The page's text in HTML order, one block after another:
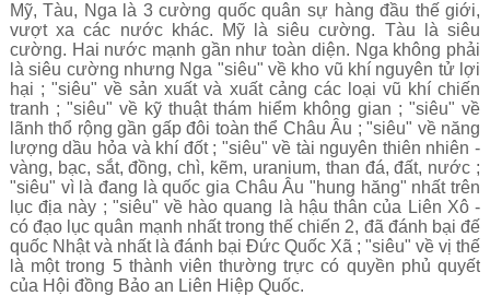
Mỹ, Tàu, Nga là 3 cường quốc quân sự hàng đầu thế giới,
vượt xa các nước khác. Mỹ là siêu cường. Tàu là siêu
cường. Hai nước mạnh gần như toàn diện. Nga không phải
là siêu cường nhưng Nga "siêu" về kho vũ khí nguyên tử lợi
hại ; "siêu" về sản xuất và xuất cảng các loại vũ khí chiến
tranh ; "siêu" về kỹ thuật thám hiểm không gian ; "siêu" về
lãnh thổ rộng gần gấp đôi toàn thể Châu Âu ; "siêu" về năng
lượng dầu hỏa và khí đốt ; "siêu" về tài nguyên thiên nhiên -
vàng, bạc, sắt, đồng, chì, kẽm, uranium, than đá, đất, nước ;
"siêu" vì là đang là quốc gia Châu Âu "hung hăng" nhất trên
lục địa này ; "siêu" về hào quang là hậu thân của Liên Xô -
có đạo lục quân mạnh nhất trong thế chiến 2, đã đánh bại đế
quốc Nhật và nhất là đánh bại Đức Quốc Xã ; "siêu" về vị thế
là một trong 5 thành viên thường trực có quyền phủ quyết
của Hội đồng Bảo an Liên Hiệp Quốc.